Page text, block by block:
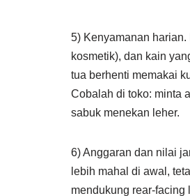
5) Kenyamanan
kosmetik), dan kain
tua berhenti memakai
Cobalah di toko: minta
sabuk menekan leher.
6) Anggaran dan nilai
lebih mahal di awal,
mendukung rear-facing